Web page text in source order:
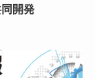
開発